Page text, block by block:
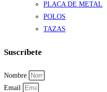
PLACA DE METAL
POLOS
TAZAS
Suscríbete
Nombre
Email